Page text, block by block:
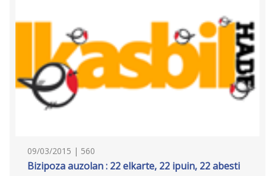
09/03/2015 | 560
Bizipoza auzolan : 22 elkarte, 22 ipuin, 22 abesti